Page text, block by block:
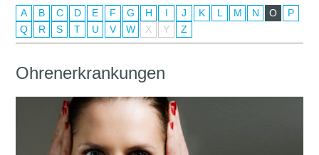
A B C D E F G H I J K L M N O
P
Q
R S T U V W X Y Z
Ohrenerkrankungen